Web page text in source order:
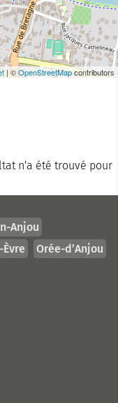
| ©OpenStreetMapcontributors
n'a été trouvé pour
Anjou
Orée-d’Anjou